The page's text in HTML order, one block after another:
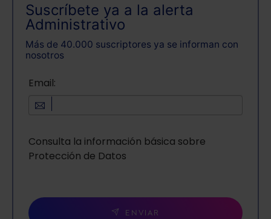
Suscríbete ya a la alerta
Administrativo
Más de 40.000 suscriptores ya se informan con
nosotros
Email:
Consulta la información básica sobre
Protección de Datos
ENVIAR